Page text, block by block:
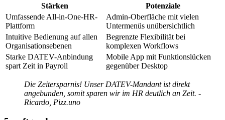
Stärken
Potenziale
Umfassende All-in-One-HR-
Plattform
Admin-Oberfläche mit vielen
Untermenüs unübersichtlich
Intuitive Bedienung auf allen
Organisationsebenen
Begrenzte Flexibilität bei
komplexen Workflows
Starke DATEV-Anbindung
spart Zeit in Payroll
Mobile App mit Funktionslücken
gegenüber Desktop
Die Zeitersparnis! Unser DATEV-Mandant ist direkt
angebunden, somit sparen wir im HR deutlich an Zeit. -
Ricardo, Pizz.uno